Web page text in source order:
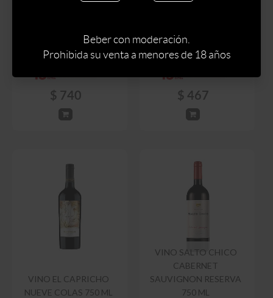
PREMIUM 750 ML
$ 870
$ 740
ROBLE 750 ML
$549
$ 467
VINO EL CAPRICHO
NUEVE COLAS 750 ML
VINO SALTO CHICO
CABERNET
SAUVIGNON RESERVA
750 ML
Beber con moderación.
Prohibida su venta a menores de 18 años